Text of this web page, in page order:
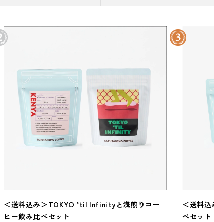
＜送料込み＞TOKYO ’til Infinityと浅煎りコー
ヒー飲み比べセット
＜送料
べセット